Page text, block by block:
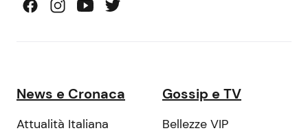
News e Cronaca
Attualità Italiana
Gossip e TV
Bellezze VIP